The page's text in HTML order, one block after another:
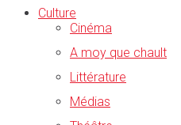
Culture
Cinéma
A moy que chault
Littérature
Médias